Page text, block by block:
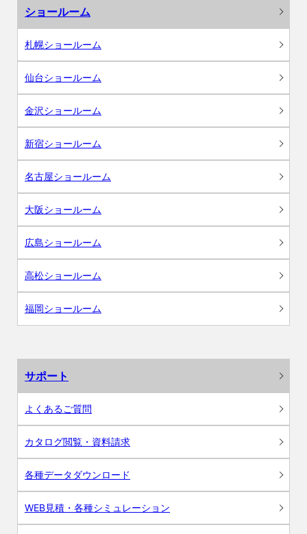
ショールーム
札幌ショールーム
仙台ショールーム
金沢ショールーム
新宿ショールーム
名古屋ショールーム
大阪ショールーム
広島ショールーム
高松ショールーム
福岡ショールーム
サポート
よくあるご質問
カタログ閲覧・資料請求
各種データダウンロード
WEB見積・各種シミュレーション